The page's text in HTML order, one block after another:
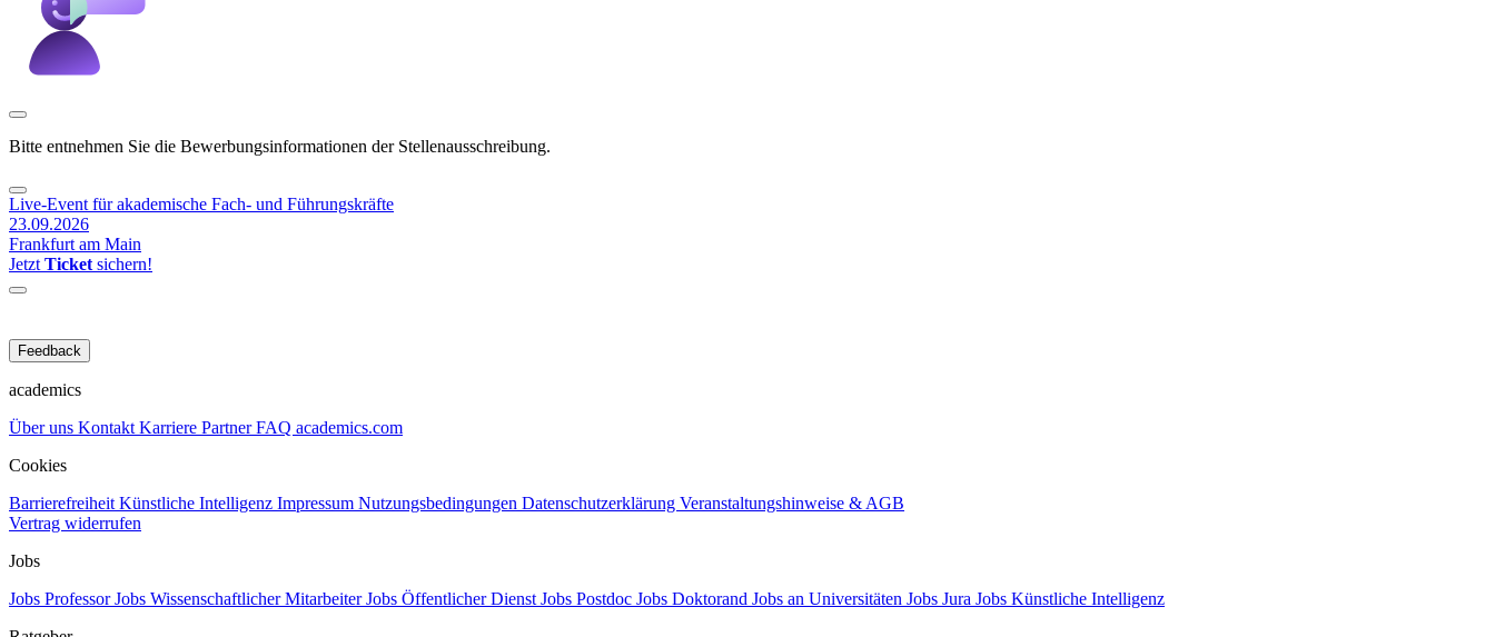
Bitte entnehmen Sie die Bewerbungsinformationen der Stellenausschreibung.
Live-Event für akademische Fach- und Führungskräfte
23.09.2026
Frankfurt am Main
Jetzt Ticket sichern!
Feedback
academics
Über uns Kontakt Karriere PartnerFAQ academics.com
Cookies
Barrierefreiheit Künstliche Intelligenz Impressum Nutzungsbedingungen Datenschutzerklärung Veranstaltungshinweise & AGB
Vertrag widerrufen
Jobs
Jobs ProfessorJobs Wissenschaftlicher MitarbeiterJobs Öffentlicher Dienst Jobs Postdoc Jobs Doktorand Jobs an Universitäten Jobs Jura Jobs Künstliche Intelligenz